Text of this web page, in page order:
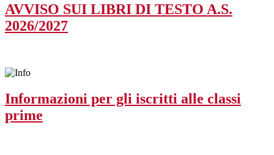
AVVISO SUI LIBRI DI TESTO A.S.
2026/2027
Informazioni per gli iscritti alle classi
prime